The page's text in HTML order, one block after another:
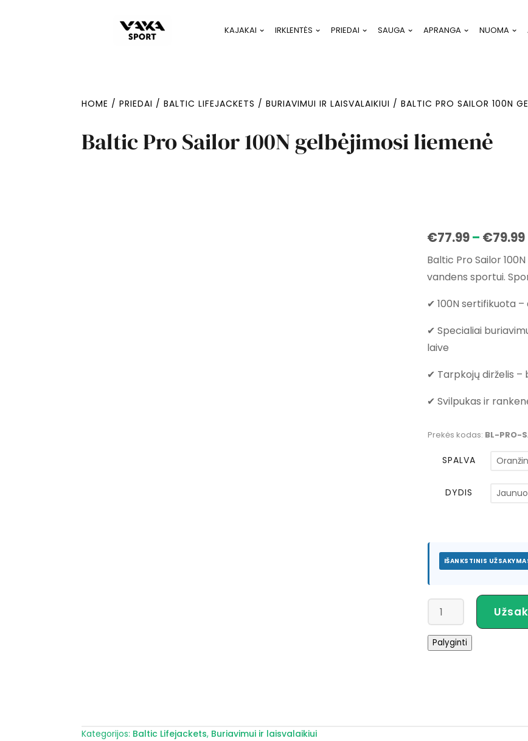
KAJAKAI IRKLENTĖS PRIEDAI SAUGA APRANGA NUOMA
HOME /PRIEDAI /BALTIC LIFEJACKETS /BURIAVIMUI IR LAISVALAIKIUI / BALTIC PRO SAILOR 100N
Baltic Pro Sailor 100N gelbėjimosi liemenė
€77.99– €79.99
Baltic Pro Sailor
vandens sportui.
✔ 100N sertifikuota –
✔ Specialiai
laive
✔ Tarpkojų dirželis
✔ Svilpukas ir
Prekės kodas: BL-PRO-
SPALVA
DYDIS
IŠANKSTINIS
kiekis:
Baltic
Pro
Palyginti
Kategorijos: Baltic Lifejackets, Buriavimui ir laisvalaikiui